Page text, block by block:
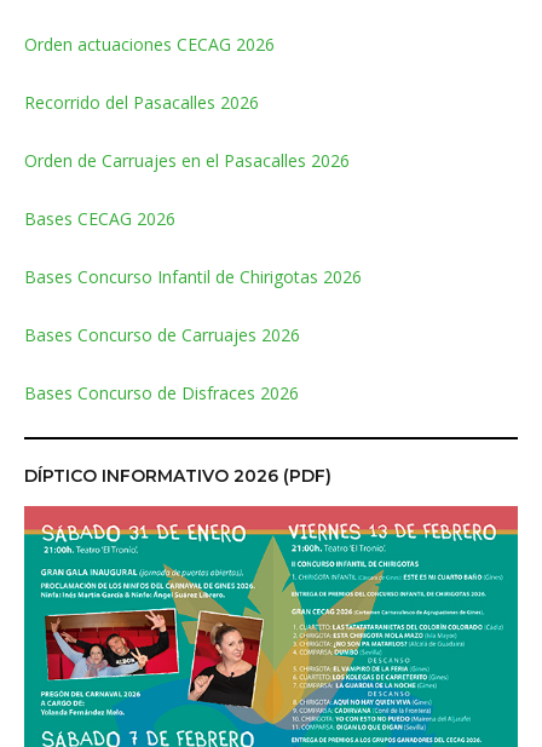
Orden actuaciones CECAG 2026
Recorrido del Pasacalles 2026
Orden de Carruajes en el Pasacalles 2026
Bases CECAG 2026
Bases Concurso Infantil de Chirigotas 2026
Bases Concurso de Carruajes 2026
Bases Concurso de Disfraces 2026
DÍPTICO INFORMATIVO 2026 (PDF)